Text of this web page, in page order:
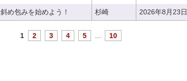
斜め包みを始めよう！ 杉崎 2026年8月23日
1 2 3 4 5 10